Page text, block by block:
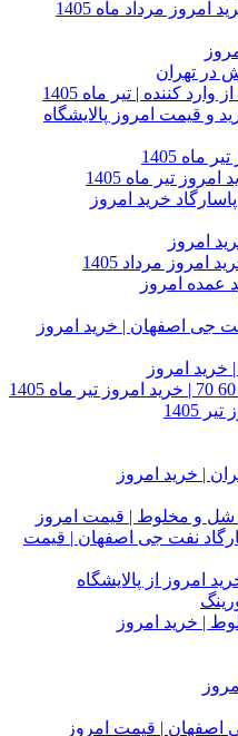
در تهران
کننده | تیر ماه 1405
قیر در کرج | 60 70 خرید و قیمت امروز پالایشگاه
1405
تیر ماه 1405
خرید امروز
عمده امروز
امروز
| خرید امروز
شل و مخلوط | قیمت امروز
بشکه ای 60 70 پاسارگاد نفت جی اصفهان | قیمت
امروز از پالایشگاه
| خرید امروز